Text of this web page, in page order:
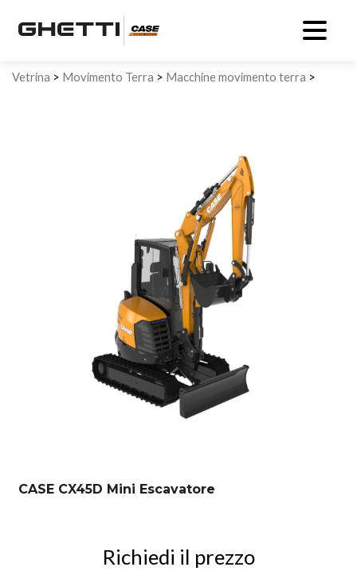
Vetrina > Movimento Terra > Macchine movimento terra >
CASE CX45D Mini Escavatore
Richiedi il prezzo